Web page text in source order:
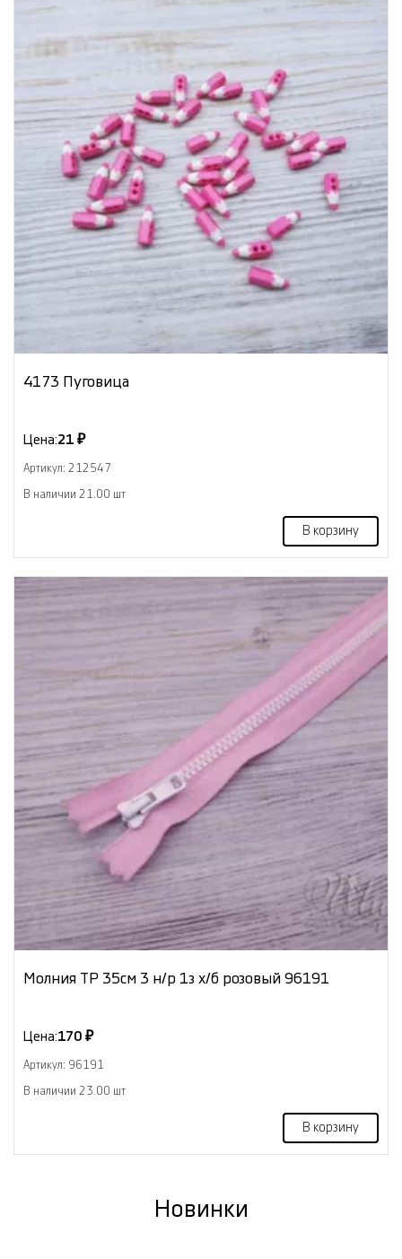
4173 Пуговица
Цена:21 ₽
Артикул: 212547
В наличии 21.00 шт
В корзину
Молния ТР 35см 3 н/р 1з х/б розовый 96191
Цена:170 ₽
Артикул: 96191
В наличии 23.00 шт
В корзину
Новинки